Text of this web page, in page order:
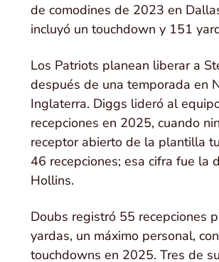
de comodines de 2023 en
incluyó un touchdown y 151
Los Patriots planean liberar a
después de una temporada en
Inglaterra. Diggs lideró al
recepciones en 2025, cuando
receptor abierto de la plantilla
46 recepciones; esa cifra fue la
Hollins.
Doubs registró 55 recepciones
yardas, un máximo personal,
touchdowns en 2025. Tres de